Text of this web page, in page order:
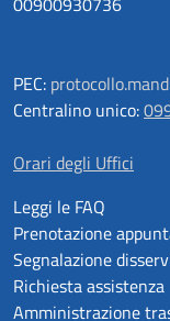
PEC:
Centralino unico:
Orari degli Uffici
Leggi le FAQ
Prenotazione
Segnalazione
Richiesta assistenza
Amministrazione